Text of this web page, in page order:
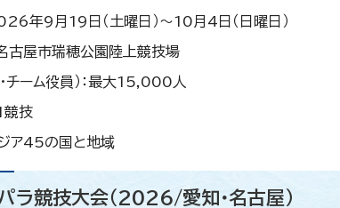
年9月19日（土曜日）〜10月4日（日曜日）
名古屋市瑞穂公園陸上競技場
チーム役員）：最大15,000人
競技
ア45の国と地域
ラ競技大会（2026/愛知・名古屋）